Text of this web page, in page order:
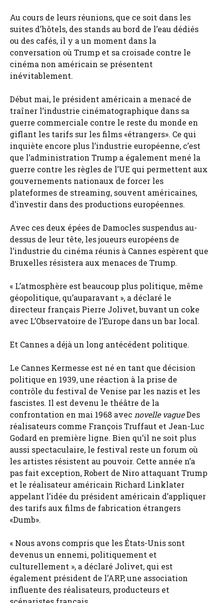
Au cours de leurs réunions, que ce soit dans les
suites d’hôtels, des stands au bord de l’eau dédiés
ou des cafés, il y a un moment dans la
conversation où Trump et sa croisade contre le
cinéma non américain se présentent
inévitablement.
Début mai, le président américain a menacé de
traîner l’industrie cinématographique dans sa
guerre commerciale contre le reste du monde en
giflant les tarifs sur les films «étrangers». Ce qui
inquiète encore plus l’industrie européenne, c’est
que l’administration Trump a également mené la
guerre contre les règles de l’UE qui permettent aux
gouvernements nationaux de forcer les
plateformes de streaming, souvent américaines,
d’investir dans des productions européennes.
Avec ces deux épées de Damocles suspendus au-
dessus de leur tête, les joueurs européens de
l’industrie du cinéma réunis à Cannes espèrent que
Bruxelles résistera aux menaces de Trump.
« L’atmosphère est beaucoup plus politique, même
géopolitique, qu’auparavant », a déclaré le
directeur français Pierre Jolivet, buvant un coke
avec L’Observatoire de l’Europe dans un bar local.
Et Cannes a déjà un long antécédent politique.
Le Cannes Kermesse est né en tant que décision
politique en 1939, une réaction à la prise de
contrôle du festival de Venise par les nazis et les
fascistes. Il est devenu le théâtre de la
confrontation en mai 1968 avec novelle vagueDes
réalisateurs comme François Truffaut et Jean-Luc
Godard en première ligne. Bien qu’il ne soit plus
aussi spectaculaire, le festival reste un forum où
les artistes résistent au pouvoir. Cette année n’a
pas fait exception, Robert de Niro attaquant Trump
et le réalisateur américain Richard Linklater
appelant l’idée du président américain d’appliquer
des tarifs aux films de fabrication étrangers
«Dumb».
« Nous avons compris que les États-Unis sont
devenus un ennemi, politiquement et
culturellement », a déclaré Jolivet, qui est
également président de l’ARP, une association
influente des réalisateurs, producteurs et